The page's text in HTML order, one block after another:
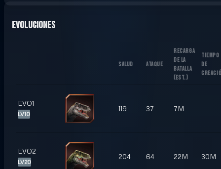
Evoluciones
SALUD ATAQUE
RECARGA
DE LA
BATALLA
(EST.)
TIEMPO
DE
EVO1
LV10
119 37 7M
EVO2
LV20
204 64 22M 30M